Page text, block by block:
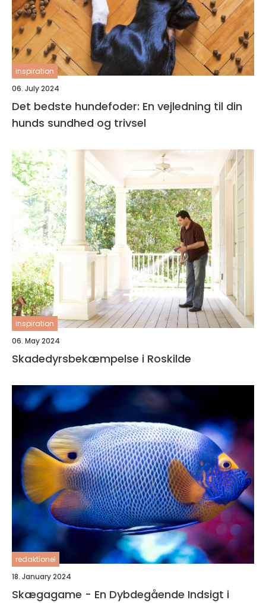
inspiration
06. July 2024
Det bedste hundefoder: En vejledning til din
hunds sundhed og trivsel
inspiration
06. May 2024
Skadedyrsbekæmpelse i Roskilde
redaktionel
18. January 2024
Skægagame - En Dybdegående Indsigt i